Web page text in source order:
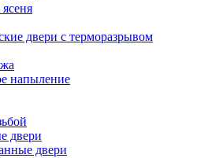
двери с терморазрывом
напыление
двери
двери